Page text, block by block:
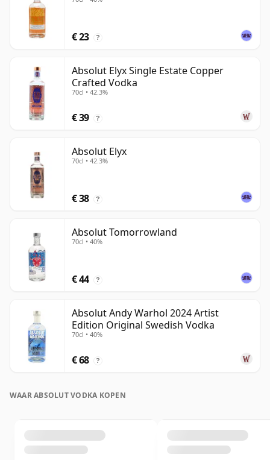
€ 23 ?
Absolut Elyx Single Estate Copper
Crafted Vodka
70cl • 42.3%
€ 39 ?
Absolut Elyx
70cl • 42.3%
€ 38 ?
Absolut Tomorrowland
70cl • 40%
€ 44 ?
Absolut Andy Warhol 2024 Artist
Edition Original Swedish Vodka
70cl • 40%
€ 68 ?
WAAR ABSOLUT VODKA KOPEN